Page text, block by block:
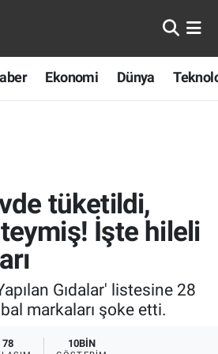
Ekonomi Dünya
tüketildi,
İşte hileli
Gıdalar' listesine 28
markaları şoke etti.
78 10BIN
Evrenive Fikstür